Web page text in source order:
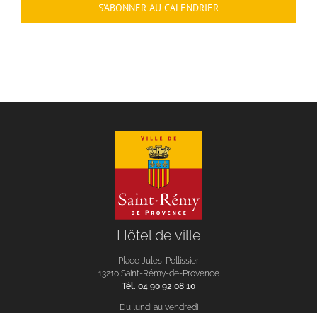
S’ABONNER AU CALENDRIER
Hôtel de ville
Place Jules-Pellissier
13210 Saint-Rémy-de-Provence
Tél. 04 90 92 08 10
Du lundi au vendredi